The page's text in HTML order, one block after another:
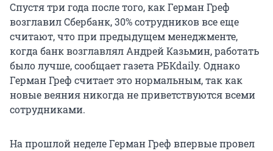
Спустя три года после того, как Герман Греф
возглавил Сбербанк, 30% сотрудников все еще
считают, что при предыдущем менеджменте,
когда банк возглавлял Андрей Казьмин, работать
было лучше, сообщает газета РБКdaily. Однако
Герман Греф считает это нормальным, так как
новые веяния никогда не приветствуются всеми
сотрудниками.
На прошлой неделе Герман Греф впервые провел